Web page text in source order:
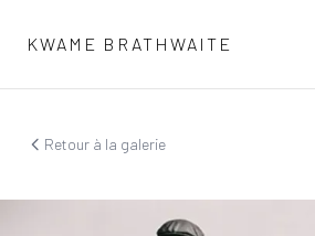
KWAME BRATHWAITE
Retour à la galerie